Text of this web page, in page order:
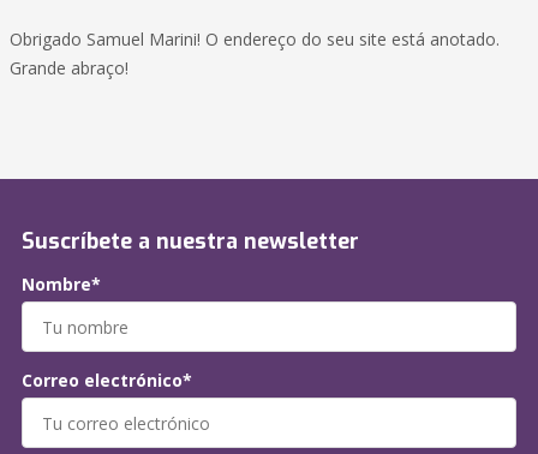
Obrigado Samuel Marini! O endereço do seu site está anotado.
Grande abraço!
Suscríbete a nuestra newsletter
Nombre*
Correo electrónico*